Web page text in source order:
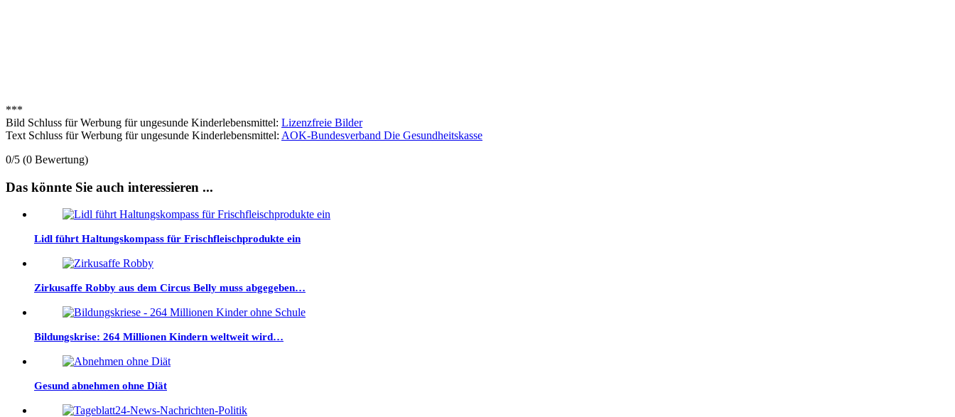
***
Bild Schluss für Werbung für ungesunde Kinderlebensmittel: Lizenzfreie Bilder
Text Schluss für Werbung für ungesunde Kinderlebensmittel: AOK-Bundesverband Die Gesundheitskasse
0/5 (0 Bewertung)
Das könnte Sie auch interessieren ...
Lidl führt Haltungskompass für Frischfleischprodukte ein
Zirkusaffe Robby aus dem Circus Belly muss abgegeben…
Bildungskrise: 264 Millionen Kindern weltweit wird…
Gesund abnehmen ohne Diät